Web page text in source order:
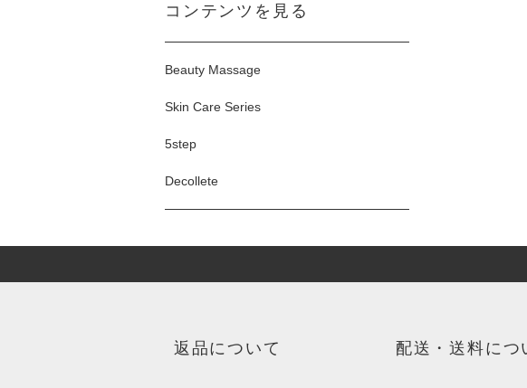
コンテンツを見る
Beauty Massage
Skin Care Series
5step
Decollete
返品について 配送・送料につ